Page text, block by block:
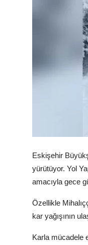
SON DAKİKA
Dernek
Gastronomi
E-GAZETE
Eskişehir
yürütüyor. Yol
amacıyla gece
Özellikle
kar yağışının
Karla mücadele